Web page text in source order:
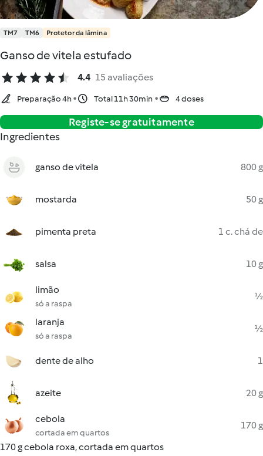
TM7 TM6 Protetor da lâmina
Ganso de vitela estufado
4.4 15 avaliações
Preparação 4h Total 11h 30min 4 doses
Registe-se gratuitamente
Ingredientes
ganso de vitela 800 g
mostarda 50 g
pimenta preta 1 c. chá de
salsa 10 g
limão
só a raspa
½
laranja
só a raspa
½
dente de alho 1
azeite 20 g
cebola
cortada em quartos
170 g
170 g cebola roxa, cortada em quartos